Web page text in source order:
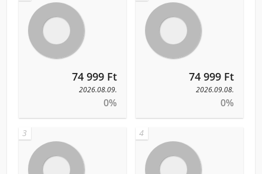
74 999 Ft
2026.08.09.
0%
74 999 Ft
2026.09.08.
0%
3 4